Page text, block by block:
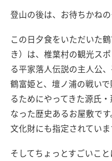
登山の後は、お待ちかねの
この日夕食をいただいた
き）は、椎葉村の観光ス
る平家落人伝説の主人公
鶴富姫と、壇ノ浦の戦い
るためにやってきた源氏
なった歴史あるお屋敷で
文化財にも指定されていま
そしてちょっとすごいこ